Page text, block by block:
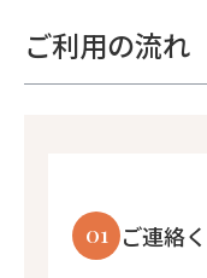
ご利用の流れ
01 ご連絡